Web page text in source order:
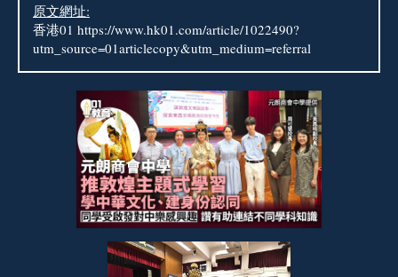
原文網址:
香港01 https://www.hk01.com/article/1022490?
utm_source=01articlecopy&utm_medium=referral